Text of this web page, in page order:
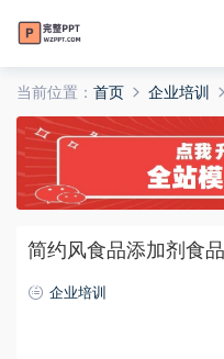
当前位置： 首页 企业培训
简约风食品添加剂食
企业培训